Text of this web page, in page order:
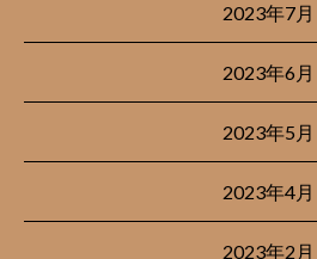
2023年7月
2023年6月
2023年5月
2023年4月
2023年2月